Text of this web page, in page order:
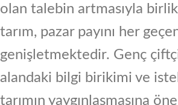
olan talebin artmasıyla
tarım, pazar payını her
genişletmektedir. Genç
alandaki bilgi birikimi ve
tarımın yaygınlaşmasına